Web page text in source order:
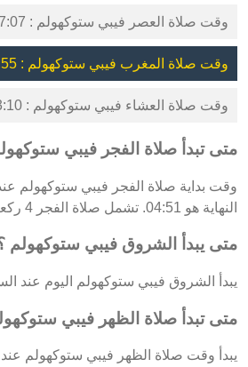
وقت صلاة العصر فيبي ستوكهولم : 17:07
وقت صلاة المغرب فيبي ستوكهولم : 20:55
وقت صلاة العشاء فيبي ستوكهولم : 23:10
متى تبدأ صلاة الفجر فيبي
النهاية هو 04:51. تشمل صلاة الفجر 4 ركعات: 2 فرض و2 سنة.
متى يبدأ الشروق فيبي ستوكهولم
يبدأ الشروق فيبي ستوكهولم اليوم عند الساعة
متى تبدأ صلاة الظهر فيبي